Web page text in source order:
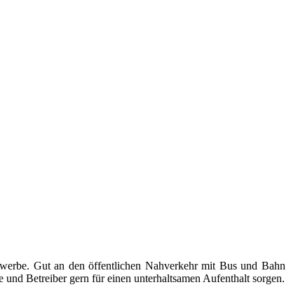
Gut an den öffentlichen Nahverkehr mit Bus und Bahn
Betreiber gern für einen unterhaltsamen Aufenthalt sorgen.